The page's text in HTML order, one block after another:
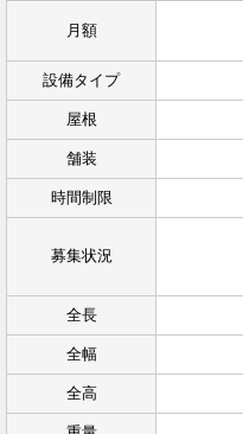
月額
設備タイプ
屋根
舗装
時間制限
募集状況
全長
全幅
全高